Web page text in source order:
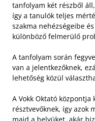
tanfolyam két részből
így a tanulók teljes
szakma nehézségeibe
különböző felmerülő
A tanfolyam során
van a jelentkezőknek,
lehetőség közül
A Vokk Oktató
résztvevőknek, így azok